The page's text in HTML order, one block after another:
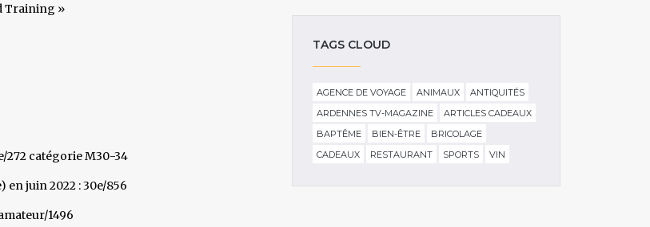
Training »
272 catégorie M30-34
juin 2022 : 30e/856
1496
TAGS CLOUD
AGENCE DE VOYAGE ANIMAUX
ANTIQUITÉS
ARDENNES TV-MAGAZINE
ARTICLES CADEAUX
BAPTÊME
BIEN-ÊTRE
BRICOLAGE
CADEAUX
RESTAURANT SPORTS VIN